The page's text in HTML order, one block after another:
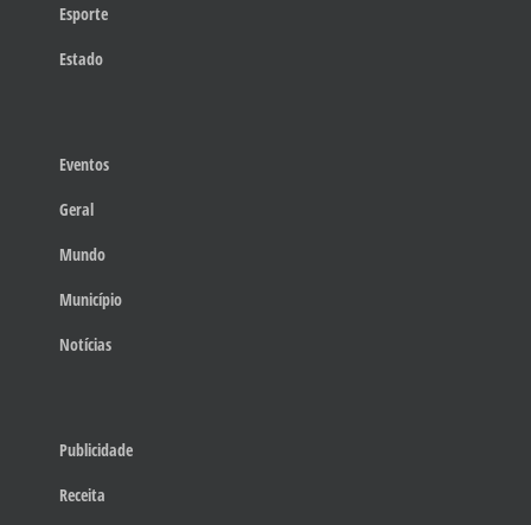
Esporte
Estado
Eventos
Geral
Mundo
Município
Notícias
Publicidade
Receita